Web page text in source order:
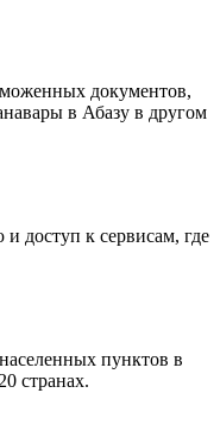
документов,
в Абазу в другом
доступ к сервисам, где
пунктов в
странах.